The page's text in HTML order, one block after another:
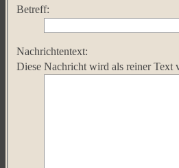
Betreff:
Nachrichtentext:
Diese Nachricht wird als reiner